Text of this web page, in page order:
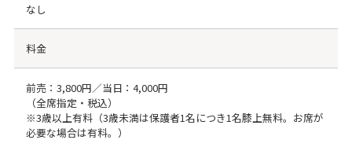
なし
料金
前売：3,800円／当日：4,000円
（全席指定・税込）
※3歳以上有料（3歳未満は保護者1名につき1名膝上無料。お席が
必要な場合は有料。）